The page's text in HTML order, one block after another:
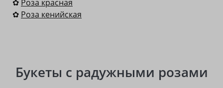
✿ Роза красная
✿ Роза кенийская
Букеты с радужными розами